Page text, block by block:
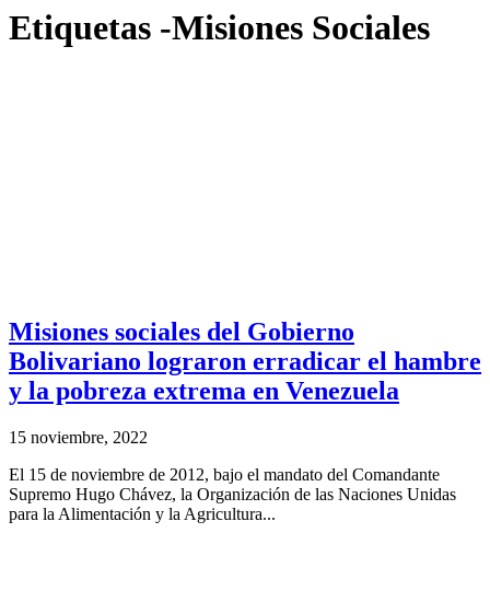
Etiquetas -Misiones Sociales
Misiones sociales del Gobierno
Bolivariano lograron erradicar el hambre
y la pobreza extrema en Venezuela
15 noviembre, 2022
El 15 de noviembre de 2012, bajo el mandato del Comandante
Supremo Hugo Chávez, la Organización de las Naciones Unidas
para la Alimentación y la Agricultura...